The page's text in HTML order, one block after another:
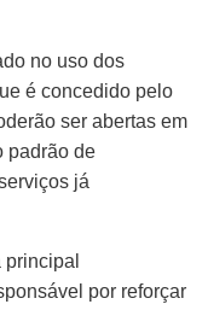
no uso dos
é concedido pelo
ser abertas em
padrão de
já
por reforçar